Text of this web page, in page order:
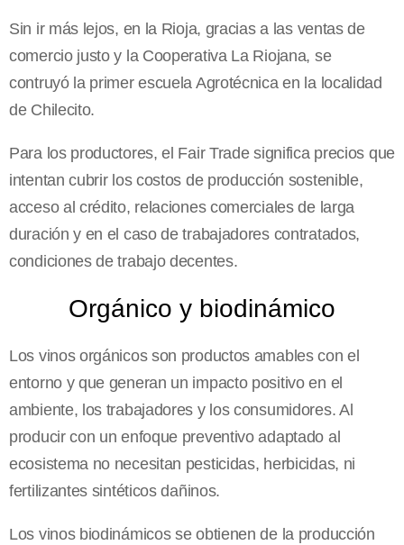
Sin ir más lejos, en la Rioja, gracias a las ventas de
comercio justo y la Cooperativa La Riojana, se
contruyó la primer escuela Agrotécnica en la localidad
de Chilecito.
Para los productores, el Fair Trade significa precios que
intentan cubrir los costos de producción sostenible,
acceso al crédito, relaciones comerciales de larga
duración y en el caso de trabajadores contratados,
condiciones de trabajo decentes.
Orgánico y biodinámico
Los vinos orgánicos son productos amables con el
entorno y que generan un impacto positivo en el
ambiente, los trabajadores y los consumidores. Al
producir con un enfoque preventivo adaptado al
ecosistema no necesitan pesticidas, herbicidas, ni
fertilizantes sintéticos dañinos.
Los vinos biodinámicos se obtienen de la producción